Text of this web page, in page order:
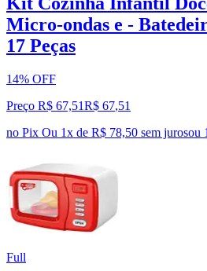
Micro-ondas e -
17 Peças
14% OFF
Preço R$ 67,51R$ 67,51
no Pix Ou 1x de R$ 78,50 sem jurosou 1
Full